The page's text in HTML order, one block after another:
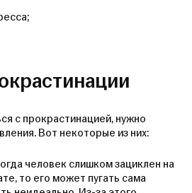
с прокрастинацией, нужно
Вот некоторые из них:
человек слишком зациклен на
то его может пугать сама